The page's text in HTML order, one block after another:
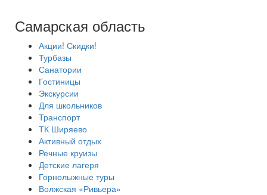
Самарская область
Акции! Скидки!
Турбазы
Санатории
Гостиницы
Экскурсии
Для школьников
Транспорт
ТК Ширяево
Активный отдых
Речные круизы
Детские лагеря
Горнолыжные туры
Волжская «Ривьера»